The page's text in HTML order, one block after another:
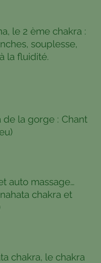
le 2 ème chakra :
souplesse,
la fluidité.
de la gorge : Chant
auto massage…
chakra et
chakra, le chakra